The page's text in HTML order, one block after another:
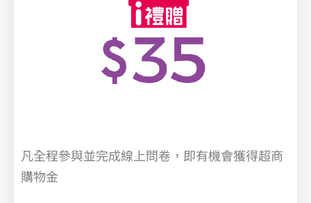
凡全程參與並完成線上問卷，即有機會獲得超商
購物金